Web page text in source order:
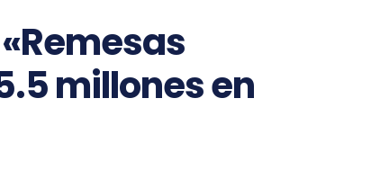
millones en